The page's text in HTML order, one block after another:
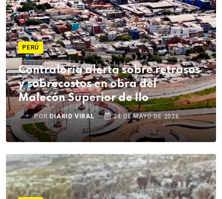
PERÚ
Contraloría alerta sobre retrasos
y sobrecostos en obra del
Malecón Superior de Ilo
PORDIARIO VIRAL 24 DE MAYO DE 2026